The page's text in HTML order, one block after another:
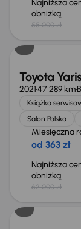
Najniższa
obniżką
55 000 zł
Taniej o 1 000
Toyota Yaris
202147 289 km
Książka
Salon Polska
Miesięczna
od 363 zł
Najniższa
obniżką
62 000 zł